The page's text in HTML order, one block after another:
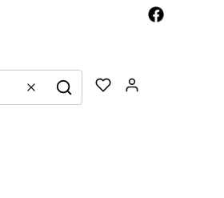
WyczyśćSzukaj